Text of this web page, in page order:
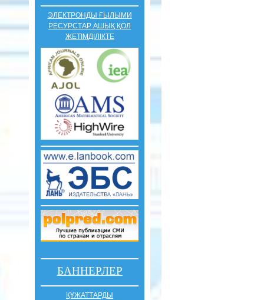
ЭЛЕКТРОНДЫ ҒЫЛЫМИ
РЕСУРСТАР АШЫҚ ҚОЛ
ЖЕТІМДІЛІКТЕ
БАННЕРЛЕР
ҚҰЖАТТАРДЫ